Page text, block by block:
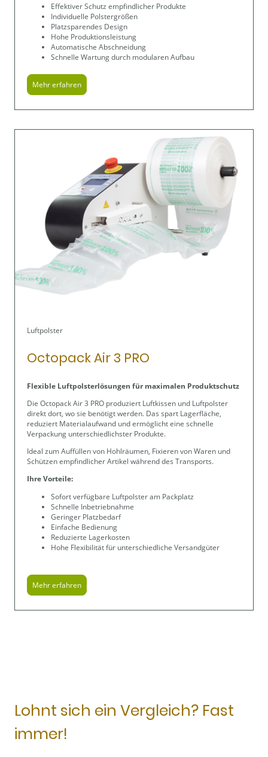
Effektiver Schutz empfindlicher Produkte
Individuelle Polstergrößen
Platzsparendes Design
Hohe Produktionsleistung
Automatische Abschneidung
Schnelle Wartung durch modularen Aufbau
Mehr erfahren
Luftpolster
Octopack Air 3 PRO
Flexible Luftpolsterlösungen für maximalen Produktschutz
Die Octopack Air 3 PRO produziert Luftkissen und Luftpolster
direkt dort, wo sie benötigt werden. Das spart Lagerfläche,
reduziert Materialaufwand und ermöglicht eine schnelle
Verpackung unterschiedlichster Produkte.
Ideal zum Auffüllen von Hohlräumen, Fixieren von Waren und
Schützen empfindlicher Artikel während des Transports.
Ihre Vorteile:
Sofort verfügbare Luftpolster am Packplatz
Schnelle Inbetriebnahme
Geringer Platzbedarf
Einfache Bedienung
Reduzierte Lagerkosten
Hohe Flexibilität für unterschiedliche Versandgüter
Mehr erfahren
Lohnt sich ein Vergleich? Fast
immer!